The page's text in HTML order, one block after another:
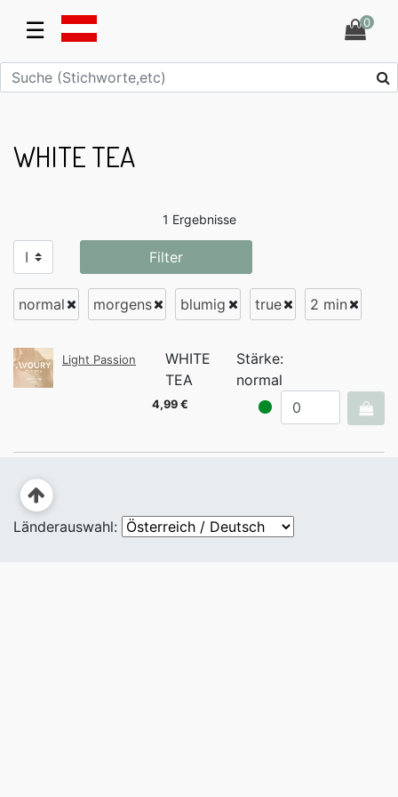
☰ 0
WHITE TEA
1 Ergebnisse
Filter
normal morgens blumig true 2 min
Light Passion
WHITE
TEA
Stärke:
normal
4,99 €
Länderauswahl: